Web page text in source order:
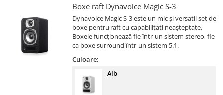
Boxe raft Dynavoice Magic S-3
Dynavoice Magic S-3 este un mic și versatil set de
boxe pentru raft cu capabilitati neașteptate.
Boxele funcționează fie într-un sistem stereo, fie
ca boxe surround într-un sistem 5.1.
Culoare:
Alb